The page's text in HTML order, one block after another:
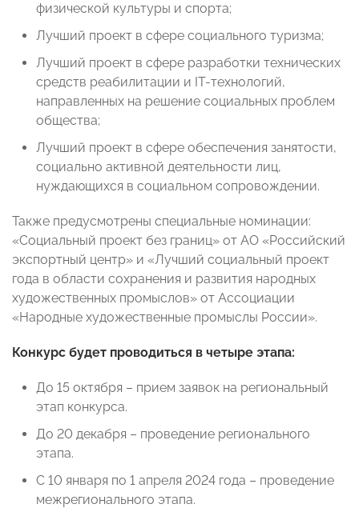
физической культуры и спорта;
Лучший проект в сфере социального туризма;
Лучший проект в сфере разработки технических
средств реабилитации и IT-технологий,
направленных на решение социальных проблем
общества;
Лучший проект в сфере обеспечения занятости,
социально активной деятельности лиц,
нуждающихся в социальном сопровождении.
Также предусмотрены специальные номинации:
«Социальный проект без границ» от АО «Российский
экспортный центр» и «Лучший социальный проект
года в области сохранения и развития народных
художественных промыслов» от Ассоциации
«Народные художественные промыслы России».
Конкурс будет проводиться в четыре этапа:
До 15 октября – прием заявок на региональный
этап конкурса.
До 20 декабря – проведение регионального
этапа.
С 10 января по 1 апреля 2024 года – проведение
межрегионального этапа.